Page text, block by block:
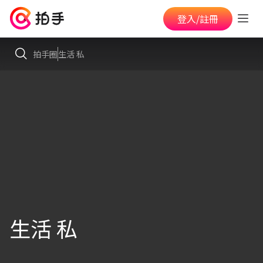
登入/註冊
拍手圈生活 私
生活 私